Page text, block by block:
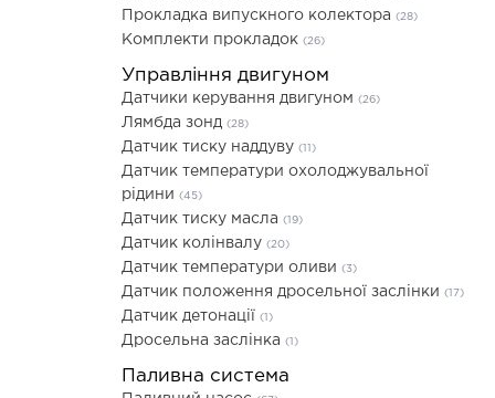
Прокладка випускного колектора (28)
Комплекти прокладок (26)
Управління двигуном
Датчики керування двигуном (26)
Лямбда зонд (28)
Датчик тиску наддуву (11)
Датчик температури охолоджувальної
рідини (45)
Датчик тиску масла (19)
Датчик колінвалу (20)
Датчик температури оливи (3)
Датчик положення дросельної заслінки (17)
Датчик детонації (1)
Дросельна заслінка (1)
Паливна система